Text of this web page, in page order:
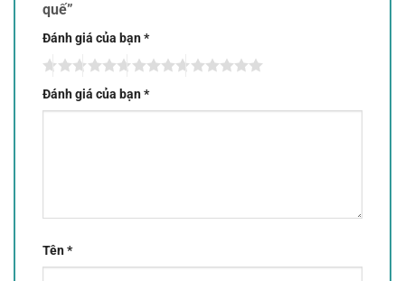
quế”
Đánh giá của bạn*
Đánh giá của bạn*
Tên*